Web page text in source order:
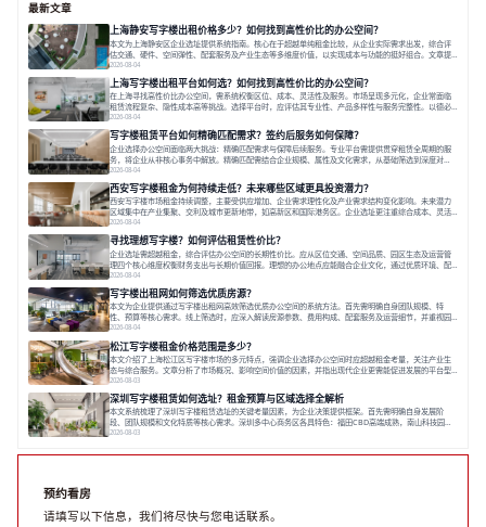
最新文章
上海静安写字楼出租价格多少？如何找到高性价比的办公空间？
本文为上海静安区企业选址提供系统指南。核心在于超越单纯租金比较，从企业实际需求出发，综合评
估交通、硬件、空间弹性、配套服务及产业生态等多维度价值，以实现成本与功能的挺好组合。文章提
出打破固定工位思维，采用精装灵活空间与共享配套以提升性价比，并通过不同规模企业的实际案例加
以说明。之后指出，专业运营服务商提供的稳定环境、社群活动与产业集聚等增值服务，是很大化空间
价值、助力企业成长的关键。对于许多在
2026-08-04
上海写字楼出租平台如何选？如何找到高性价比的办公空间？
在上海寻找高性价比办公空间，需系统权衡区位、成本、灵活性及服务。市场呈现多元化，企业常面临
租赁流程复杂、隐性成本高等挑战。选择平台时，应评估其专业性、产品多样性与服务完整性。以德必
为例，其提供从空间到生态的解决方案，通过特色园区、灵活产品和丰富配套，满足不同企业需求。企
业应明确自身需求，实地考察，选择能支持长期发展、提升竞争力的办公空间。在上海寻找合适的办公
空间，对于企业行政负责人、中小企业主
2026-08-04
写字楼租赁平台如何精确匹配需求？签约后服务如何保障？
企业选择办公空间面临两大挑战：精确匹配需求与保障后续服务。专业平台需提供贯穿租赁全周期的服
务，将企业从非核心事务中解放。精确匹配需结合企业规模、属性及文化需求，从基础筛选到深度对
接；签约后则需构建覆盖硬件运维、共享配套及专业物业的全周期保障体系。德必集团通过标准化服务
与个性化运营结合，以全国布局和产业生态圈为企业提供稳定支持，体现了从信息撮合到深度服务的能
力转变。在为企业寻找办公空间的过程中，
2026-08-04
西安写字楼租金为何持续走低？未来哪些区域更具投资潜力？
西安写字楼市场租金持续调整，主要受供应增加、企业需求理性化及产业需求结构变化影响。未来潜力
区域集中在产业集聚、交利及城市更新地带，如高新区和国际港务区。企业选址更注重综合成本、灵活
性与员工体验，倾向于提供全包式服务的办公空间。专业运营方通过空间优化与社群服务，助力企业成
长，推动市场向多元化、高性价比方向发展。近年来，西安写字楼市场呈现出租金持续调整的态势，这
一现象引发了的广泛关注。作为西部重要
2026-08-04
寻找理想写字楼？如何评估租赁性价比？
企业选址需超越租金，综合评估办公空间的长期性价比。应从区位交通、空间品质、园区生态及运营管
理四个核心维度权衡财务支出与长期价值回报。理想的办公地点应能融合企业文化，通过优质环境、配
套服务及社群资源赋能业务增长，实现成本与价值的平衡。对于许多正在成长或寻求稳定发展的企业而
言，寻找一处合适的办公空间是一项至关重要的决策。这不仅关系到团队的日常工作效率与协作氛围，
更直接影响着企业的品牌形象、运营成本
2026-08-04
写字楼出租网如何筛选优质房源？
本文为企业提供通过写字楼出租网高效筛选优质办公空间的系统方法。首先需明确自身团队规模、特
性、预算等核心需求。线上筛选时，应深入解读房源参数、费用构成、配套服务及运营细节，并重视园
区产业生态与交通区位价值。同时，需考察运营方的品牌背景与持续服务能力。完成线上初选后，必须
进行线下实地验证，核对空间实景、测试设施、感受园区氛围并确认合同条款，从而做出精确决策。在
数字化时代，写字楼出租网已成为企业寻找
2026-08-04
松江写字楼租金价格范围是多少？
本文介绍了上海松江区写字楼市场的多元特点，强调企业选择办公空间时应超越租金考量，关注产业生
态与综合服务。文章分析了市场概况、影响空间价值的因素，并指出现代企业更需能促进发展的平台型
空间。之后，以德必集团为例，说明运营方如何通过构建服务生态助力企业成长，建议企业系统评估需
求与长期价值，选择匹配的发展载体。对于许多寻求在上海松江区设立或扩展办公空间的企业而言，了
解该区域的写字楼市场概况是决策的首先
2026-08-03
深圳写字楼租赁如何选址？租金预算与区域选择全解析
本文系统梳理了深圳写字楼租赁选址的关键考量因素，为企业决策提供框架。首先需明确自身发展阶
段、团队规模和文化特质等核心需求。深圳多中心商务区各具特色：福田CBD高端成熟，南山科技园创
新活力强，前海具政策优势。除传统写字楼外，创意产业园注重生态与社群，适合文创、科技类企业。
款。选址是综合性战略决策，旨在让办公
2026-08-03
预约看房
请填写以下信息，我们将尽快与您电话联系。